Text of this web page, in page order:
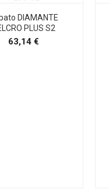
DIAMANTE
PLUS S2
63,14 €